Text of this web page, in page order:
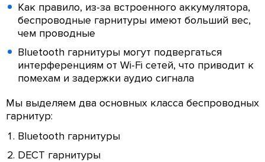
Как правило, из-за встроенного аккумулятора,
беспроводные гарнитуры имеют больший вес,
чем проводные
Bluetooth гарнитуры могут подвергаться
интерференциям от Wi-Fi сетей, что приводит к
помехам и задержки аудио сигнала
Мы выделяем два основных класса беспроводных
гарнитур:
Bluetooth гарнитуры
DECT гарнитуры